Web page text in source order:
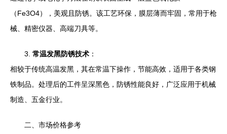
（Fe3O4），美观且防锈。该工艺环保，膜层薄而牢固，常用于枪
械、精密仪器、高端刀具等。
3. 常温发黑防锈技术 ：
相较于传统高温发黑，其在常温下操作，节能高效，适用于各类钢
铁制品。处理后的工件呈深黑色，防锈性能良好，广泛应用于机械
制造、五金行业。
二、市场价格参考